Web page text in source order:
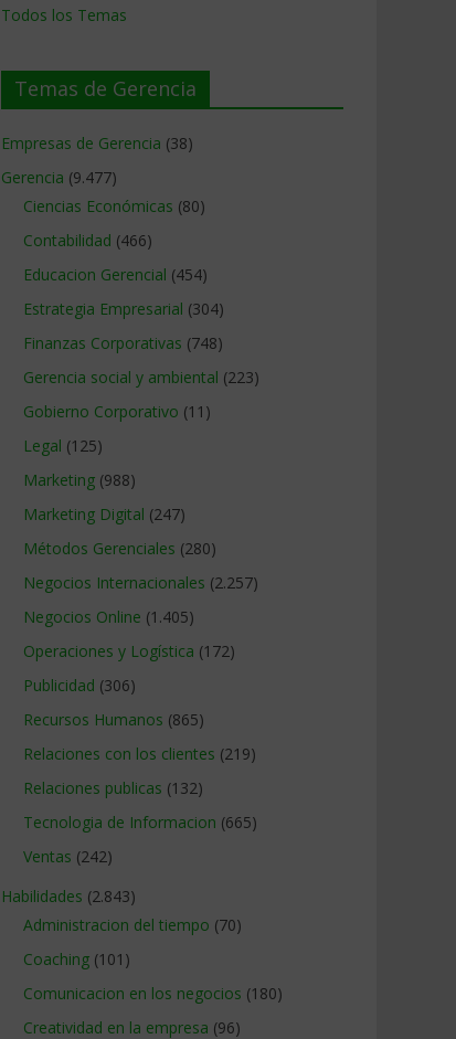
Todos los Temas
Temas de Gerencia
Empresas de Gerencia (38)
Gerencia (9.477)
Ciencias Económicas (80)
Contabilidad (466)
Educacion Gerencial (454)
Estrategia Empresarial (304)
Finanzas Corporativas (748)
Gerencia social y ambiental (223)
Gobierno Corporativo (11)
Legal (125)
Marketing (988)
Marketing Digital (247)
Métodos Gerenciales (280)
Negocios Internacionales (2.257)
Negocios Online (1.405)
Operaciones y Logística (172)
Publicidad (306)
Recursos Humanos (865)
Relaciones con los clientes (219)
Relaciones publicas (132)
Tecnologia de Informacion (665)
Ventas (242)
Habilidades (2.843)
Administracion del tiempo (70)
Coaching (101)
Comunicacion en los negocios (180)
Creatividad en la empresa (96)